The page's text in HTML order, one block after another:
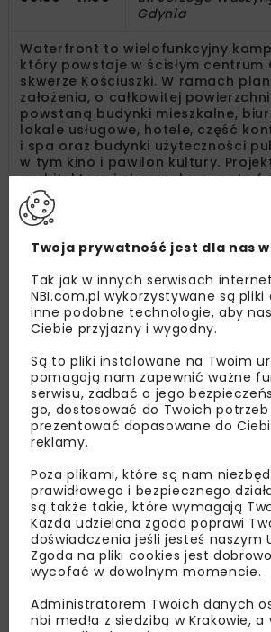
Gdynia
Waterfront to wielofunkcyjny
który powstaje w ścisłym centrum
skwerze Kościuszki. W ramach
założenia, o całkowitej
powstaną budynki mieszkalne,
lokale usługowe, hotele, część
i spa oraz budynki użyteczności
w tym kino i pawilon kultury.
architekturą i elegancką, prostą
układ przestrzenny zaskakuje
dziedzińcami i placami z widokiem
Waterfront nie tylko zapewni
miejsca do zamieszkania i pracy,
umożliwi dostęp do świata sztuki i
wydarzeń. Otwarte dla wszystkich
i skwery stanowić będą zachętę
relaksu z rodziną, spacerów i
z przyjaciółmi. Pierwszy etap
budynek biurowy oraz hotel
by Marriott – oddano do użytku w
latem br. zostanie zakończona
drugiego etapu – czterech
biurowo-mieszkalnej. Trzeci, a
etap Waterfront oczekuje na
na budowę. Goście konferencji
Zielonych Budynków zostaną
do zwiedzenia funkcjonującej
i wysłuchania prezentacji o
inwestycji, ze szczególnym
na aspekty ekologiczne, m.in.
jak sea cooling.
Wizyta na terenie
Cesarskiej w
Plac Porozumienia
Gdańsk
Twoja prywatność jest dla nas
Tak jak w innych serwisach
NBI.com.pl wykorzystywane są pliki
inne podobne technologie, aby
Ciebie przyjazny i wygodny.
Są to pliki instalowane na Twoim
pomagają nam zapewnić ważne
serwisu, zadbać o jego
go, dostosować do Twoich potrzeb
prezentować dopasowane do
reklamy.
Poza plikami, które są nam
prawidłowego i bezpiecznego
są także takie, które wymagają
Każda udzielona zgoda poprawi
doświadczenia jeśli jesteś naszym
Zgoda na pliki cookies jest
wycofać w dowolnym momencie.
Administratorem Twoich danych
nbi med!a z siedzibą w Krakowie,